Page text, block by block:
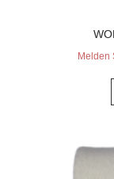
Melden